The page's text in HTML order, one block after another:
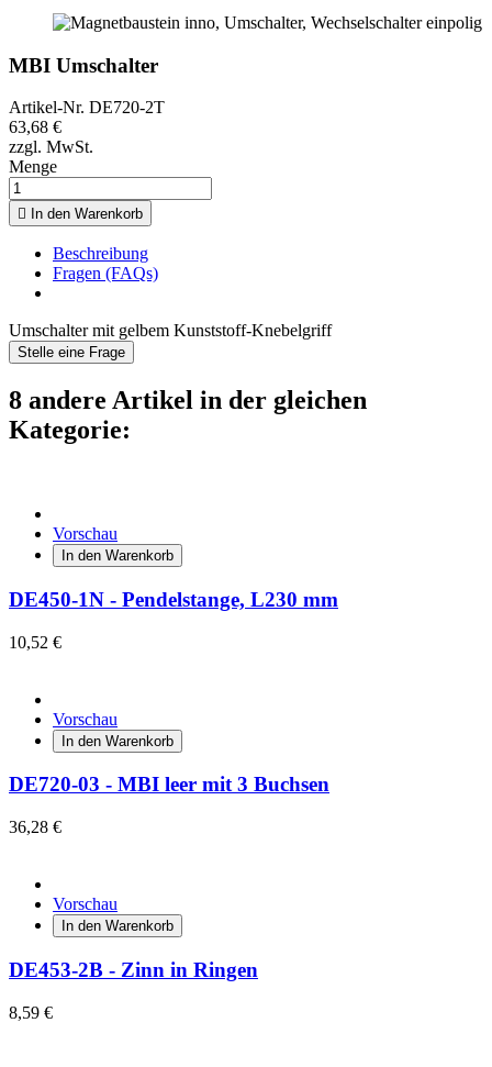
MBI Umschalter
Artikel-Nr. DE720-2T
63,68 €
zzgl. MwSt.
Menge
 In den Warenkorb
Beschreibung
Fragen (FAQs)
Umschalter mit gelbem Kunststoff-Knebelgriff
Stelle eine Frage
8 andere Artikel in der gleichen
Kategorie:
Vorschau
In den Warenkorb
DE450-1N - Pendelstange, L230 mm
10,52 €
Vorschau
In den Warenkorb
DE720-03 - MBI leer mit 3 Buchsen
36,28 €
Vorschau
In den Warenkorb
DE453-2B - Zinn in Ringen
8,59 €